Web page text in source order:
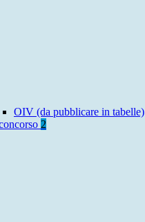
OIV (da pubblicare in tabelle)
2